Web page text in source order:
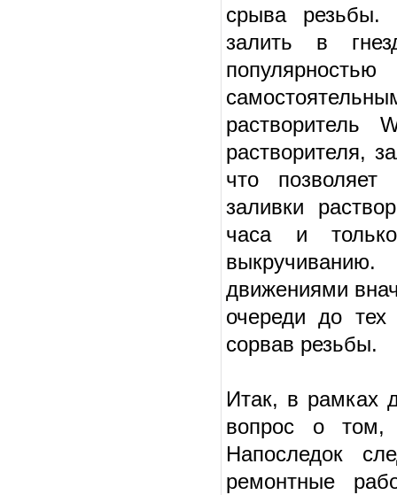
срыва резьбы.
залить в
растворитель
растворителя,
что позволяет
заливки
часа и
движениями
очереди до тех
сорвав резьбы.
Итак, в рамках
вопрос о том,
Напоследок
ремонтные